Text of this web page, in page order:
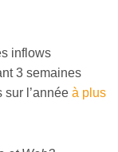
inflows
3 semaines
l’année à plus